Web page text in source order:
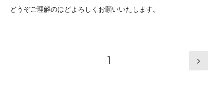
どうぞご理解のほどよろしくお願いいたします。
1